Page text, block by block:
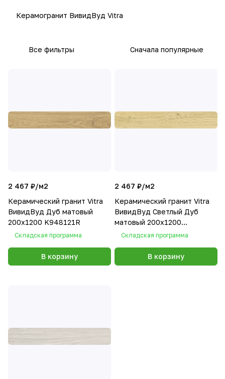
Керамогранит ВивидВуд Vitra
Все фильтры Сначала популярные
2 467 ₽/м2
Керамический гранит Vitra
ВивидВуд Дуб матовый
200х1200 K948121R
Складская программа
В корзину
2 467 ₽/м2
Керамический гранит Vitra
ВивидВуд Светлый Дуб
матовый 200х1200
K948120R
Складская программа
В корзину